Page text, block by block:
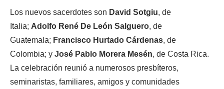
Los nuevos sacerdotes sonDavid Sotgiu, de
Italia;Adolfo René De León Salguero, de
Guatemala;Francisco Hurtado Cárdenas, de
Colombia; yJosé Pablo Morera Mesén, de Costa Rica.
La celebración reunió a numerosos presbíteros,
seminaristas, familiares, amigos y comunidades